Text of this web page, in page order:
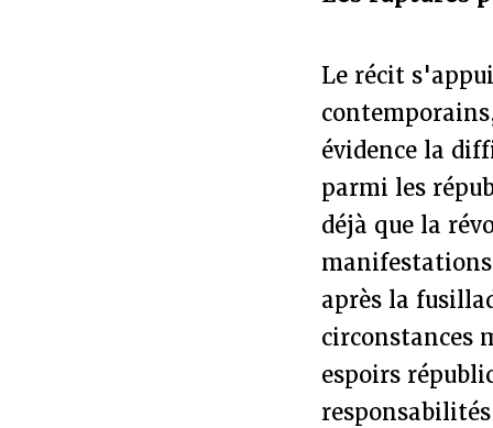
Le récit
évidence la
parmi les
déjà que la
après la
circonstances
espoirs